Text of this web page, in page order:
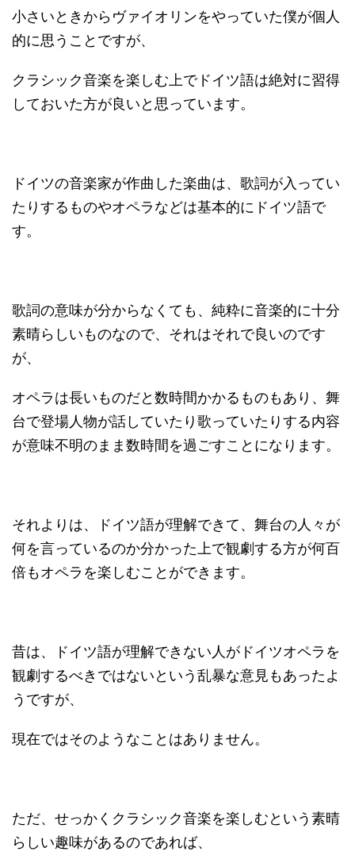
小さいときからヴァイオリンをやっていた僕が個人
的に思うことですが、
クラシック音楽を楽しむ上でドイツ語は絶対に習得
しておいた方が良いと思っています。
ドイツの音楽家が作曲した楽曲は、歌詞が入ってい
たりするものやオペラなどは基本的にドイツ語で
す。
歌詞の意味が分からなくても、純粋に音楽的に十分
素晴らしいものなので、それはそれで良いのです
が、
オペラは長いものだと数時間かかるものもあり、舞
台で登場人物が話していたり歌っていたりする内容
が意味不明のまま数時間を過ごすことになります。
それよりは、ドイツ語が理解できて、舞台の人々が
何を言っているのか分かった上で観劇する方が何百
倍もオペラを楽しむことができます。
昔は、ドイツ語が理解できない人がドイツオペラを
観劇するべきではないという乱暴な意見もあったよ
うですが、
現在ではそのようなことはありません。
ただ、せっかくクラシック音楽を楽しむという素晴
らしい趣味があるのであれば、